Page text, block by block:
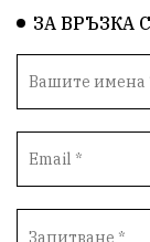
Безводие
ВоднаКриза
Катастрофа
ЗА ВРЪЗКА